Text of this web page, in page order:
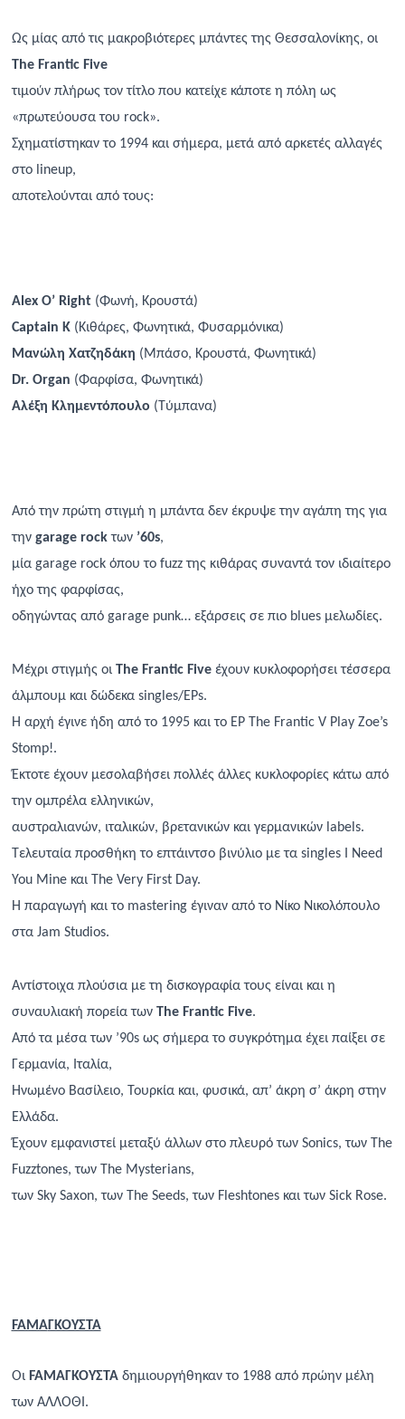
Ως μίας από τις μακροβιότερες μπάντες της Θεσσαλονίκης, οι
The Frantic Five
τιμούν πλήρως τον τίτλο που κατείχε κάποτε η πόλη ως
«πρωτεύουσα του rock».
Σχηματίστηκαν το 1994 και σήμερα, μετά από αρκετές αλλαγές
στο lineup,
αποτελούνται από τους:
Alex O’ Right(Φωνή, Κρουστά)
Captain K (Κιθάρες, Φωνητικά, Φυσαρμόνικα)
Μανώλη Χατζηδάκη (Μπάσο, Κρουστά, Φωνητικά)
Dr. Organ (Φαρφίσα, Φωνητικά)
Αλέξη Κλημεντόπουλο ( Τύμπανα)
Από την πρώτη στιγμή η μπάντα δεν έκρυψε την αγάπη της για
την garage rockτων ’60s,
μία garage rock όπου το fuzz της κιθάρας συναντά τον ιδιαίτερο
ήχο της φαρφίσας,
οδηγώντας από garage punk… εξάρσεις σε πιο blues μελωδίες.
Μέχρι στιγμής οι The Frantic Fiveέχουν κυκλοφορήσει τέσσερα
άλμπουμ και δώδεκα singles/EPs.
Η αρχή έγινε ήδη από το 1995 και το EP The Frantic V Play Zoe’s
Stomp!.
Έκτοτε έχουν μεσολαβήσει πολλές άλλες κυκλοφορίες κάτω από
την ομπρέλα ελληνικών,
αυστραλιανών, ιταλικών, βρετανικών και γερμανικών labels.
Τελευταία προσθήκη το επτάιντσο βινύλιο με τα singles I Need
You Mine και The Very First Day.
Η παραγωγή και το mastering έγιναν από το Νίκο Νικολόπουλο
στα Jam Studios.
Αντίστοιχα πλούσια με τη δισκογραφία τους είναι και η
συναυλιακή πορεία τωνThe Frantic Five.
Από τα μέσα των ’90s ως σήμερα το συγκρότημα έχει παίξει σε
Γερμανία, Ιταλία,
Ηνωμένο Βασίλειο, Τουρκία και, φυσικά, απ’ άκρη σ’ άκρη στην
Ελλάδα.
Έχουν εμφανιστεί μεταξύ άλλων στο πλευρό των Sonics, των The
Fuzztones, των The Mysterians,
των Sky Saxon, των The Seeds, των Fleshtones και των Sick Rose.
FAMAΓΚΟΥΣΤΑ
Οι FAMAΓΚΟΥΣTAδημιουργήθηκαν το 1988 από πρώην μέλη
των ΑΛΛΟΘΙ.